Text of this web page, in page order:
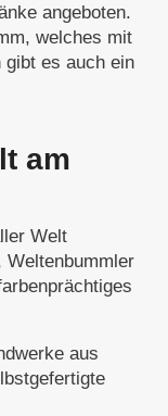
angeboten.
welches mit
es auch ein
am
Welt
Weltenbummler
aus